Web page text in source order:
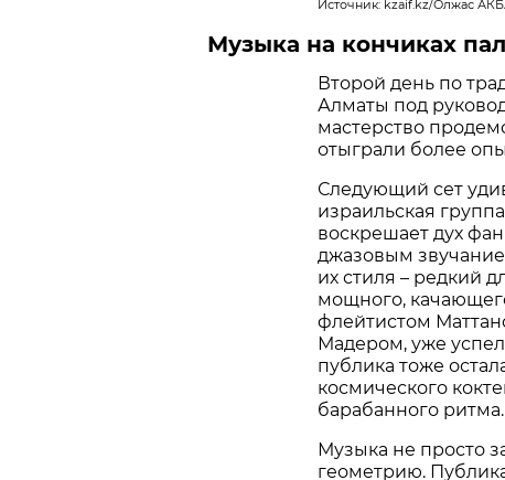
Источник: kzaif.kz/Олжас
Музыка на кончиках
Второй день по
Алматы под
мастерство
отыграли более
Следующий сет
израильская
воскрешает дух
джазовым
их стиля – редкий
мощного,
флейтистом
Мадером, уже
публика тоже
космического
барабанного ритма.
Музыка не просто
геометрию.